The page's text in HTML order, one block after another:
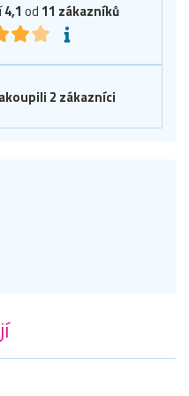
4,1 od 11 zákazníků
2 zákazníci